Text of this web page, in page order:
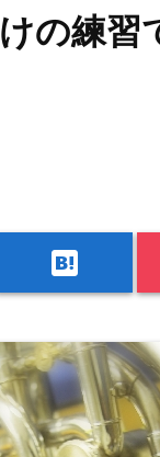
の練習
hatenabookmark